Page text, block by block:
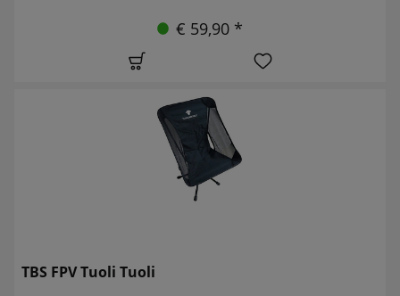
€ 59,90 *
TBS FPV Tuoli Tuoli